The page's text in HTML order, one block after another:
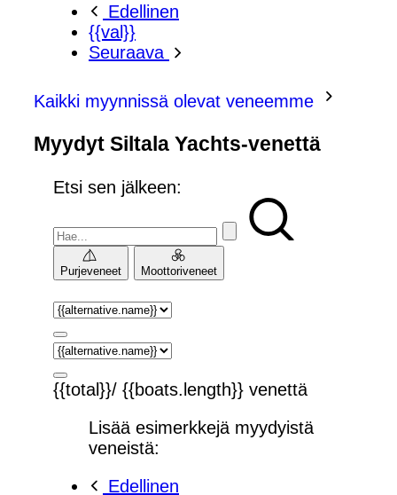
Edellinen
{{val}}
Seuraava
Kaikki myynnissä olevat veneemme
Myydyt Siltala Yachts-venettä
Etsi sen jälkeen:
Purjeveneet Moottoriveneet
{{total}}/ {{boats.length}} venettä
Lisää esimerkkejä myydyistä
veneistä:
Edellinen